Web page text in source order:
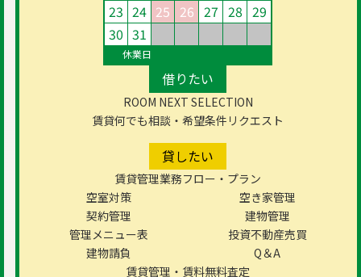
借りたい
ROOM NEXT SELECTION
賃貸何でも相談・希望条件リクエスト
貸したい
賃貸管理業務フロー・プラン
空室対策
空き家管理
契約管理
建物管理
管理メニュー表
投資不動産売買
建物請負
Q＆A
賃貸管理・賃料無料査定
23 24 25 26 27 28 29
30 31
休業日